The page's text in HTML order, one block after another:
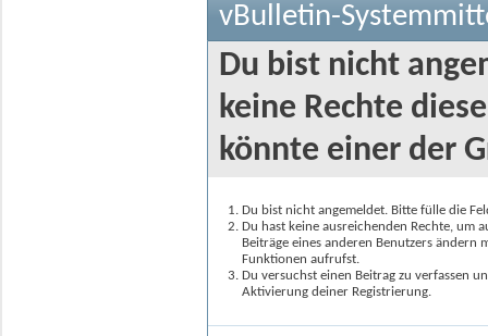
vBulletin-
Du bist nicht
keine Rechte
könnte einer der
Du bist nicht angemeldet. Bitte fülle die
Du hast keine ausreichenden Rechte, um
Beiträge eines anderen Benutzers
Funktionen aufrufst.
Du versuchst einen Beitrag zu verfassen
Aktivierung deiner Registrierung.